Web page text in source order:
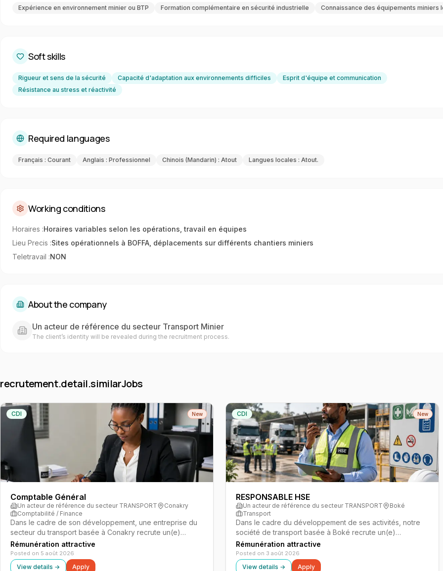
Expérience en environnement minier ou BTP Formation complémentaire en sécurité industrielle Connaissance des équipements miniers
Soft skills
Rigueur et sens de la sécurité Capacité d'adaptation aux environnements difficiles
Esprit d'équipe et communication
Résistance au stress et réactivité
Required languages
Français : Courant Anglais : Professionnel Chinois (Mandarin) : Atout Langues locales : Atout.
Working conditions
Horaires :Horaires variables selon les opérations, travail en équipes
Lieu Precis :Sites opérationnels à BOFFA, déplacements sur différents chantiers miniers
Teletravail :NON
About the company
Un acteur de référence du secteur Transport Minier
The client’s identity will be revealed during the recruitment process.
recrutement.detail.similarJobs
New
CDI
Comptable Général
Un acteur de référence du secteur TRANSPORT
Conakry
Comptabilité / Finance
Dans le cadre de son développement, une entreprise du
secteur du transport basée à Conakry recrute un(e)
Comptable Général(e) en CDI. Rattaché(e) à la Direction
gerale, vous serez le garant de la fiabilité et de la sincérité
des comptes de l'entrepri…
Rémunération attractive
Posted on 5 août 2026
View details → Apply
New
CDI
RESPONSABLE HSE
Un acteur de référence du secteur TRANSPORT
Boké
Transport
Dans le cadre du développement de ses activités, notre
société de transport basée à Boké recrute un(e)
Responsable HSE (Hygiène, Sécurité et Environnement)
en CDI. Ce poste stratégique vise à garantir la conformité
réglementaire et l'amélioration con…
Rémunération attractive
Posted on 3 août 2026
View details → Apply